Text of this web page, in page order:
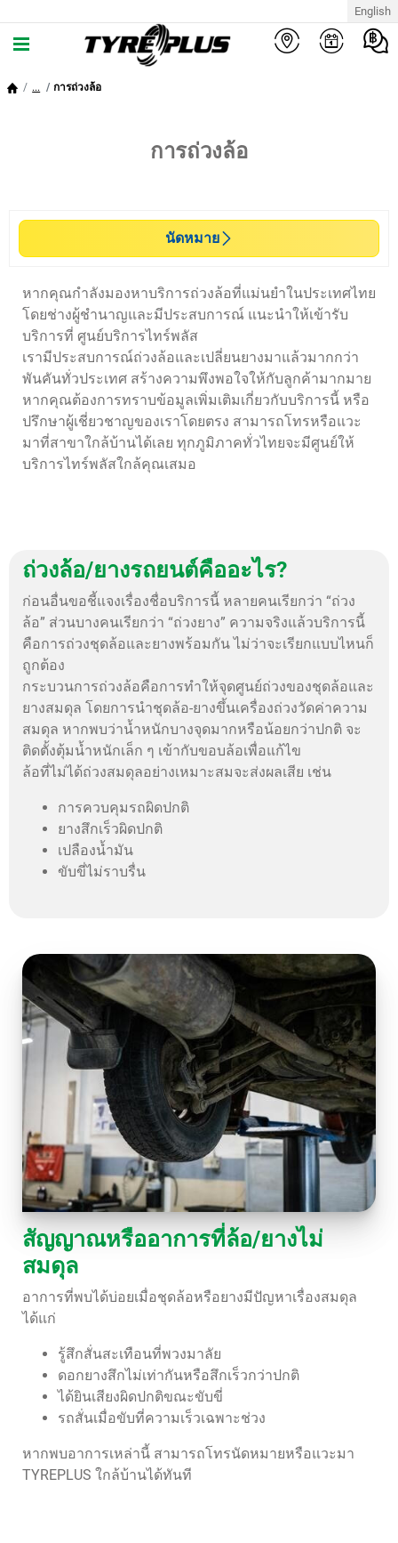
English
... การถ่วงล้อ
การถ่วงล้อ
นัดหมาย
หากคุณกำลังมองหาบริการถ่วงล้อที่แม่นยำในประเทศไทย
โดยช่างผู้ชำนาญและมีประสบการณ์ แนะนำให้เข้ารับ
บริการที่ ศูนย์บริการไทร์พลัส
เรามีประสบการณ์ถ่วงล้อและเปลี่ยนยางมาแล้วมากกว่า
พันคันทั่วประเทศ สร้างความพึงพอใจให้กับลูกค้ามากมาย
หากคุณต้องการทราบข้อมูลเพิ่มเติมเกี่ยวกับบริการนี้ หรือ
ปรึกษาผู้เชี่ยวชาญของเราโดยตรง สามารถโทรหรือแวะ
มาที่สาขาใกล้บ้านได้เลย ทุกภูมิภาคทั่วไทยจะมีศูนย์ให้
บริการไทร์พลัสใกล้คุณเสมอ
ถ่วงล้อ/ยางรถยนต์คืออะไร?
ก่อนอื่นขอชี้แจงเรื่องชื่อบริการนี้ หลายคนเรียกว่า “ถ่วง
ล้อ” ส่วนบางคนเรียกว่า “ถ่วงยาง” ความจริงแล้วบริการนี้
คือการถ่วงชุดล้อและยางพร้อมกัน ไม่ว่าจะเรียกแบบไหนก็
ถูกต้อง
กระบวนการถ่วงล้อคือการทำให้จุดศูนย์ถ่วงของชุดล้อและ
ยางสมดุล โดยการนำชุดล้อ-ยางขึ้นเครื่องถ่วงวัดค่าความ
สมดุล หากพบว่าน้ำหนักบางจุดมากหรือน้อยกว่าปกติ จะ
ติดตั้งตุ้มน้ำหนักเล็ก ๆ เข้ากับขอบล้อเพื่อแก้ไข
ล้อที่ไม่ได้ถ่วงสมดุลอย่างเหมาะสมจะส่งผลเสีย เช่น
การควบคุมรถผิดปกติ
ยางสึกเร็วผิดปกติ
เปลืองน้ำมัน
ขับขี่ไม่ราบรื่น
สัญญาณหรืออาการที่ล้อ/ยางไม่
สมดุล
อาการที่พบได้บ่อยเมื่อชุดล้อหรือยางมีปัญหาเรื่องสมดุล
ได้แก่
รู้สึกสั่นสะเทือนที่พวงมาลัย
ดอกยางสึกไม่เท่ากันหรือสึกเร็วกว่าปกติ
ได้ยินเสียงผิดปกติขณะขับขี่
รถสั่นเมื่อขับที่ความเร็วเฉพาะช่วง
หากพบอาการเหล่านี้ สามารถโทรนัดหมายหรือแวะมา
TYREPLUS ใกล้บ้านได้ทันที